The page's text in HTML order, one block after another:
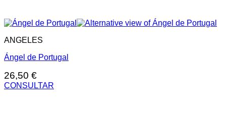
ANGELES
Ángel de Portugal
26,50 €
CONSULTAR